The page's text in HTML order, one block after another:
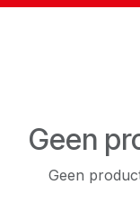
Geen
Geen